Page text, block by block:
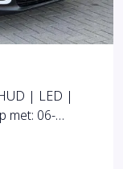
| LED |